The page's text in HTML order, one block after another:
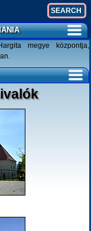
megye központja,